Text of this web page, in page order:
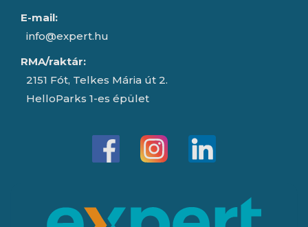
E-mail:
info@expert.hu
RMA/raktár:
2151 Fót, Telkes Mária út 2.
HelloParks 1-es épület